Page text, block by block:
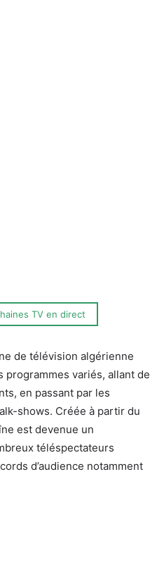
TV en direct
de télévision algérienne
programmes variés, allant de
en passant par les
shows. Créée à partir du
est devenue un
téléspectateurs
d’audience notamment